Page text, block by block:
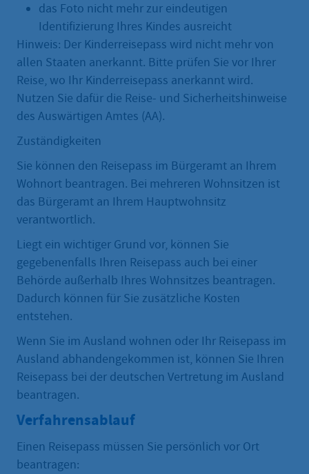
das Foto nicht mehr zur eindeutigen
Identifizierung Ihres Kindes ausreicht
Hinweis: Der Kinderreisepass wird nicht mehr von
allen Staaten anerkannt. Bitte prüfen Sie vor Ihrer
Reise, wo Ihr Kinderreisepass anerkannt wird.
Nutzen Sie dafür die Reise- und Sicherheitshinweise
des Auswärtigen Amtes (AA).
Zuständigkeiten
Sie können den Reisepass im Bürgeramt an Ihrem
Wohnort beantragen. Bei mehreren Wohnsitzen ist
das Bürgeramt an Ihrem Hauptwohnsitz
verantwortlich.
Liegt ein wichtiger Grund vor, können Sie
gegebenenfalls Ihren Reisepass auch bei einer
Behörde außerhalb Ihres Wohnsitzes beantragen.
Dadurch können für Sie zusätzliche Kosten
entstehen.
Wenn Sie im Ausland wohnen oder Ihr Reisepass im
Ausland abhandengekommen ist, können Sie Ihren
Reisepass bei der deutschen Vertretung im Ausland
beantragen.
Verfahrensablauf
Einen Reisepass müssen Sie persönlich vor Ort
beantragen: